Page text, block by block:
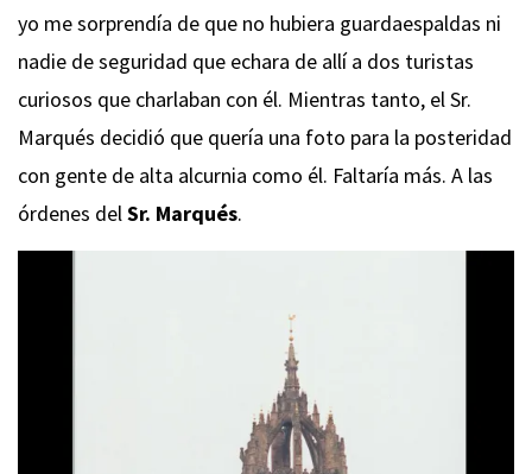
yo me sorprendía de que no hubiera guardaespaldas ni
nadie de seguridad que echara de allí a dos turistas
curiosos que charlaban con él. Mientras tanto, el Sr.
Marqués decidió que quería una foto para la posteridad
con gente de alta alcurnia como él. Faltaría más. A las
órdenes delSr. Marqués.